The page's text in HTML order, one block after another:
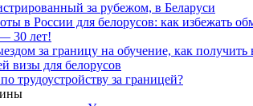
за рубежом, в Беларуси
в России для белорусов: как избежать
30 лет!
за границу на обучение, как получить
визы для белорусов
трудоустройству за границей?